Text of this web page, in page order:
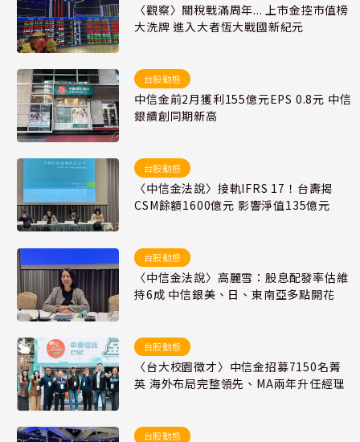
〈觀察〉關稅戰滿周年... 上市金控市值榜
大洗牌 進入大者恆大戰國新紀元
台股動態
中信金前2月獲利155億元EPS 0.8元 中信
銀續創同期新高
台股動態
〈中信金法說〉接軌IFRS 17！台壽揭
CSM餘額1600億元 影響淨值135億元
台股動態
〈中信金法說〉高麗雪：股息配發率估維
持6成 中信銀美、日、東南亞多點開花
台股動態
〈台大校園徵才〉中信金招募7150名菁
英 海外布局完整領先、MA兩年升任經理
台股動態